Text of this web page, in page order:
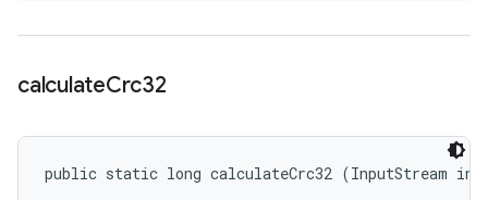
calculateCrc32
public static long calculateCrc32 (InputStream